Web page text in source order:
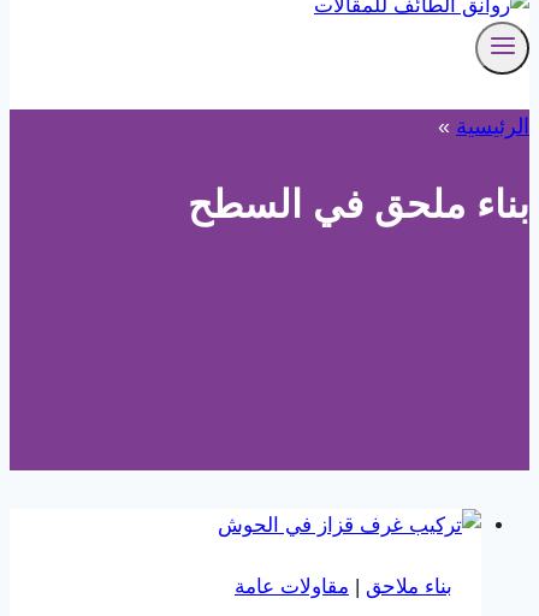
الرئيسية »
بناء ملحق في السطح
بناء ملاحق | مقاولات عامة